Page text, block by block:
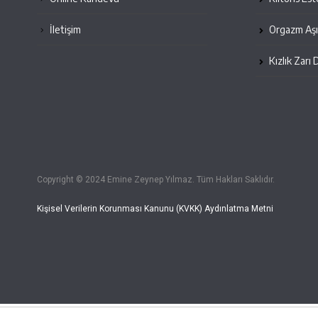
İletişim Orgazm
Kızlık Zarı
Copyright © 2024 Emine Zeynep Yılmaz. Tüm Hakları Saklıdır.
Kişisel Verilerin Korunması Kanunu (KVKK) Aydınlatma Metni